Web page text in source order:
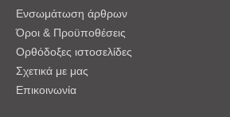
Ενσωμάτωση άρθρων
Όροι & Προϋποθέσεις
Ορθόδοξες ιστοσελίδες
Σχετικά με μας
Επικοινωνία